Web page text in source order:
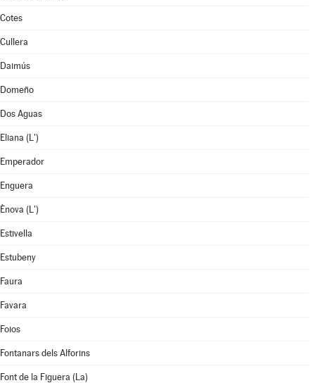
Cotes
Cullera
Daimús
Domeño
Dos Aguas
Eliana (L')
Emperador
Enguera
Ènova (L')
Estivella
Estubeny
Faura
Favara
Foios
Fontanars dels Alforins
Font de la Figuera (La)